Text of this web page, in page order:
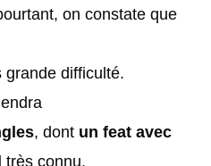
on constate que
grande difficulté.
, dont un feat avec
très connu.